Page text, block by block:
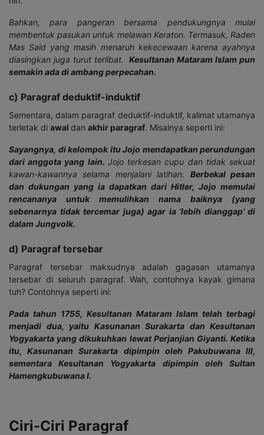
Bahkan, para pangeran bersama pendukungnya mulai
membentuk pasukan untuk melawan Keraton. Termasuk, Raden
Mas Said yang masih menaruh kekecewaan karena ayahnya
diasingkan juga turut terlibat.Kesultanan Mataram Islam pun
semakin ada di ambang perpecahan.
c) Paragraf deduktif-induktif
Sementara, dalam paragraf deduktif-induktif, kalimat utamanya
terletak di awal dan akhir paragraf. Misalnya seperti ini:
Sayangnya, di kelompok itu Jojo mendapatkan perundungan
dari anggota yang lain. Jojo terkesan cupu dan tidak sekuat
kawan-kawannya selama menjalani latihan.
Berbekal pesan
dan dukungan yang ia dapatkan dari Hitler, Jojo memulai
rencananya untuk memulihkan nama baiknya (yang
sebenarnya tidak tercemar juga) agar ia ‘lebih dianggap’ di
dalam Jungvolk.
d) Paragraf tersebar
Paragraf tersebar maksudnya adalah gagasan utamanya
tersebar di seluruh paragraf. Wah, contohnya kayak gimana
tuh? Contohnya seperti ini:
Pada tahun 1755, Kesultanan Mataram Islam telah terbagi
menjadi dua, yaitu Kasunanan Surakarta dan Kesultanan
Yogyakarta yang dikukuhkan lewat Perjanjian Giyanti. Ketika
itu, Kasunanan Surakarta dipimpin oleh Pakubuwana III,
sementara Kesultanan Yogyakarta dipimpin oleh Sultan
Hamengkubuwana I.
Ciri-Ciri Paragraf